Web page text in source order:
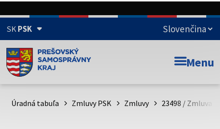
SKPSK
Doména psk.sk je oficiálna
Toto je oficiálna webová stránka Prešovského
psk.sk.
Menu
Úradná tabuľa Zmluvy PSK Zmluvy 23498 / Zmluva